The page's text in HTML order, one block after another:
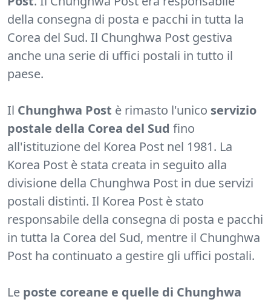
della consegna di posta e pacchi in tutta la
Corea del Sud. Il Chunghwa Post gestiva
anche una serie di uffici postali in tutto il
paese.
Il Chunghwa Post è rimasto l'unico servizio
postale della Corea del Sud fino
all'istituzione del Korea Post nel 1981. La
Korea Post è stata creata in seguito alla
divisione della Chunghwa Post in due servizi
postali distinti. Il Korea Post è stato
responsabile della consegna di posta e pacchi
in tutta la Corea del Sud, mentre il Chunghwa
Post ha continuato a gestire gli uffici postali.
Le poste coreane e quelle di Chunghwa